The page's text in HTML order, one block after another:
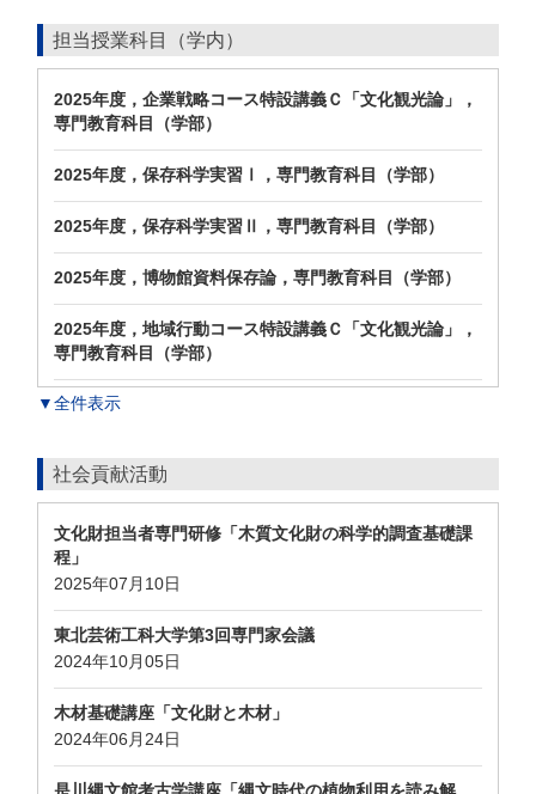
担当授業科目（学内）
2025年度，企業戦略コース特設講義Ｃ「文化観光論」，
専門教育科目（学部）
2025年度，保存科学実習Ⅰ，専門教育科目（学部）
2025年度，保存科学実習Ⅱ，専門教育科目（学部）
2025年度，博物館資料保存論，専門教育科目（学部）
2025年度，地域行動コース特設講義Ｃ「文化観光論」，
専門教育科目（学部）
▼全件表示
社会貢献活動
文化財担当者専門研修「木質文化財の科学的調査基礎課
程」
2025年07月10日
東北芸術工科大学第3回専門家会議
2024年10月05日
木材基礎講座「文化財と木材」
2024年06月24日